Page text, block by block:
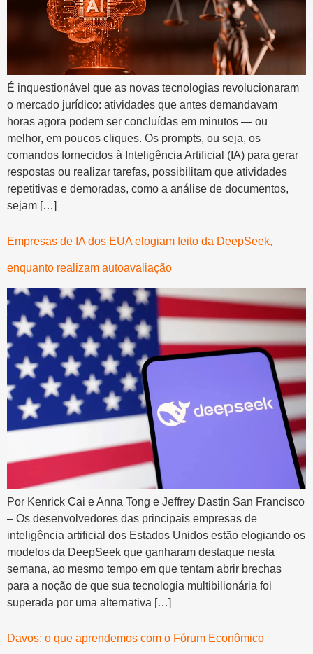
É inquestionável que as novas tecnologias revolucionaram
o mercado jurídico: atividades que antes demandavam
horas agora podem ser concluídas em minutos — ou
melhor, em poucos cliques. Os prompts, ou seja, os
comandos fornecidos à Inteligência Artificial (IA) para gerar
respostas ou realizar tarefas, possibilitam que atividades
repetitivas e demoradas, como a análise de documentos,
sejam […]
Empresas de IA dos EUA elogiam feito da DeepSeek,
enquanto realizam autoavaliação
Por Kenrick Cai e Anna Tong e Jeffrey Dastin San Francisco
– Os desenvolvedores das principais empresas de
inteligência artificial dos Estados Unidos estão elogiando os
modelos da DeepSeek que ganharam destaque nesta
semana, ao mesmo tempo em que tentam abrir brechas
para a noção de que sua tecnologia multibilionária foi
superada por uma alternativa […]
Davos: o que aprendemos com o Fórum Econômico